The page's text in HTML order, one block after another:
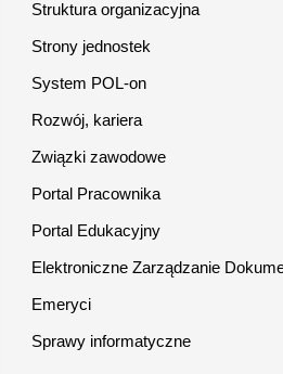
Struktura organizacyjna
Strony jednostek
System POL-on
Rozwój, kariera
Związki zawodowe
Portal Pracownika
Portal Edukacyjny
Elektroniczne Zarządzanie
Emeryci
Sprawy informatyczne